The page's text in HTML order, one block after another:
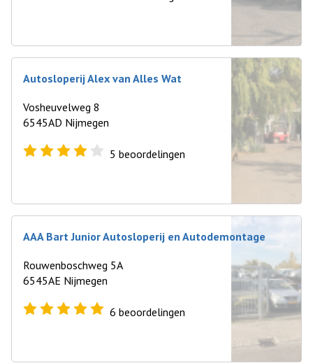
Autosloperij Alex van Alles Wat
Vosheuvelweg 8
6545AD Nijmegen
5 beoordelingen
AAA Bart Junior Autosloperij en Autodemontage
Rouwenboschweg 5A
6545AE Nijmegen
6 beoordelingen